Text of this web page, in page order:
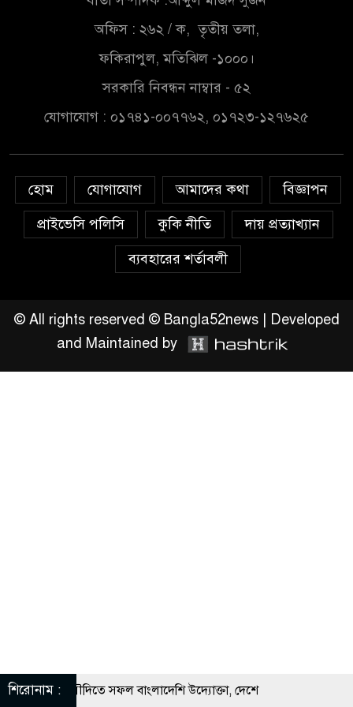
চাঁদপুরে মাটির নিচে গাঁজার ড্রাম,
মাদক কারবারি আটক
সংশোধনের দাবিতে ফরিদগঞ্জে
অনলাইন জুয়ার অবৈধ লেনদেনে
জড়িয়ে পড়ছে স্থানীয় বিকাশ এজেন্ট;
ক্ষুব্ধ এলাকাবাসী।।
জিয়ানগরের বলেশ্বর নদীতে যৌথ
অফিস : ২৬২ / ক, তৃতীয় তলা,
ফকিরাপুল, মতিঝিল -১০০০।
সরকারি নিবন্ধন নাম্বার - ৫২
যোগাযোগ : ০১৭৪১-০০৭৭৬২, ০১৭২৩-১২৭৬২৫
হোম যোগাযোগ আমাদের কথা
বিজ্ঞাপন
প্রাইভেসি পলিসি
কুকি নীতি
দায় প্রত্যাখ্যান
ব্যবহারের শর্তাবলী
© All rights reserved © Bangla52news | Developed
and Maintained by
শিরোনাম :
সুযোগে সৌদিতে সফল বাংলাদেশি উদ্যোক্তা, দেশে